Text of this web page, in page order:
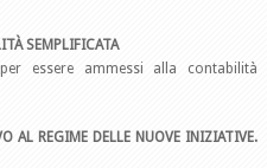
SEMPLIFICATA
essere ammessi alla contabilità
AL REGIME DELLE NUOVE INIZIATIVE.